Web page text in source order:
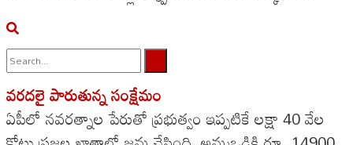
No Result
View All Result
వరదలై పారుతున్న సంక్షేమం
ఏపీలో నవరత్నాల పేరుతో ప్రభుత్వం ఇప్పటికే లక్షా 40 వేల